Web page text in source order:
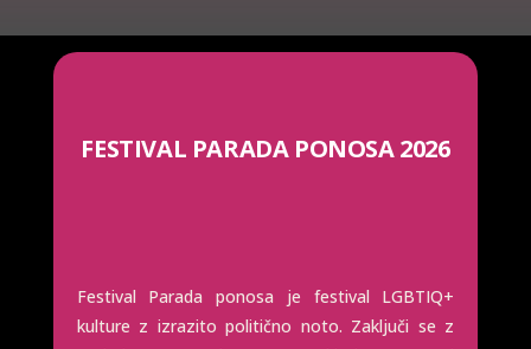
FESTIVAL PARADA PONOSA 2026
Festival Parada ponosa je festival LGBTIQ+
kulture z izrazito politično noto. Zaključi se z